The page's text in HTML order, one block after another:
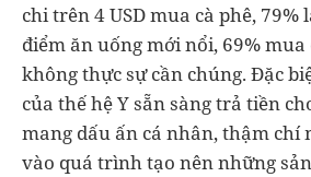
chi trên 4 USD mua cà phê,
điểm ăn uống mới nổi, 69%
không thực sự cần chúng. Đặc
của thế hệ Y sẵn sàng trả tiền
mang dấu ấn cá nhân, thậm chí
vào quá trình tạo nên những